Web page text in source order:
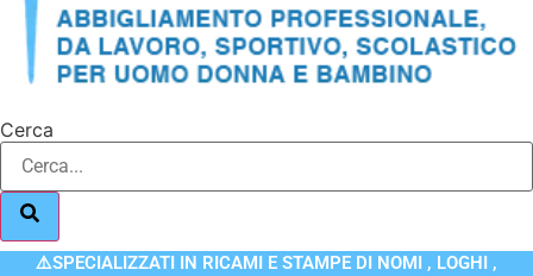
Cerca
⚠️SPECIALIZZATI IN RICAMI E STAMPE DI NOMI , LOGHI ,